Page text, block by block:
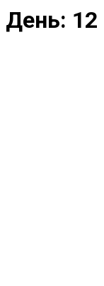
День: